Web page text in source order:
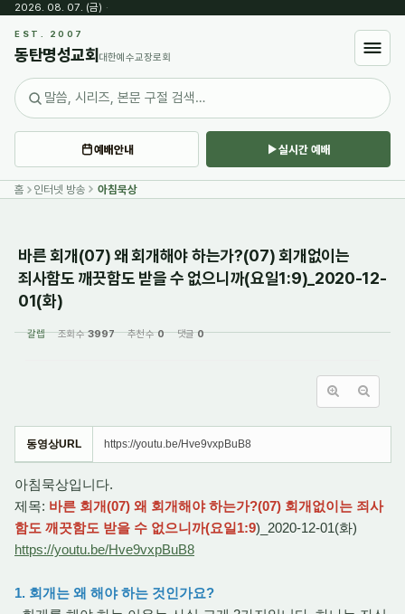
2026. 08. 07. (금) ·
EST. 2007
동탄명성교회 대한예수교장로회
예배안내 실시간 예배
홈 인터넷 방송 아침묵상
바른 회개(07) 왜 회개해야 하는가?(07) 회개없이는
죄사함도 깨끗함도 받을 수 없으니까(요일1:9)_2020-12-
01(화)
갈렙 조회 수3997 추천 수0 댓글0
동영상URL https://youtu.be/Hve9vxpBuB8
아침묵상입니다.
제목: 바른 회개(07) 왜 회개해야 하는가?(07) 회개없이는 죄사
함도 깨끗함도 받을 수 없으니까(요일1:9)_2020-12-01(화)
https://youtu.be/Hve9vxpBuB8
1. 회개는 왜 해야 하는 것인가요?
Sketchbook5, 스케치북5
Sketchbook5, 스케치북5